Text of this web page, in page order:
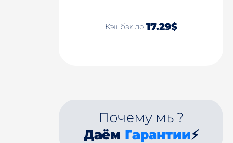
Кэшбэк до 17.29$
Почему мы?
Даём Гарантии⚡